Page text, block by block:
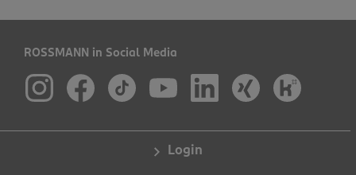
ROSSMANN in Social Media
Login